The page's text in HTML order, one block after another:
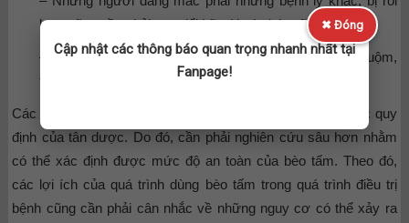
loạn cũng cần phải trao đổi kỹ với các bác sĩ.
– Trường hợp bị dị ứng nào khác với các loại thuốc nhuộm,
thực phẩm, động vật hoặc chất bảo quản.
Các quy định đối với bèo tấm ít nghiêm ngặt hơn so với các quy
định của tân dược. Do đó, cần phải nghiên cứu sâu hơn nhằm
có thể xác định được mức độ an toàn của bèo tấm. Theo đó,
các lợi ích của quá trình dùng bèo tấm trong quá trình điều trị
bệnh cũng cần phải cân nhắc về những nguy cơ có thể xảy ra
✖ Đóng
Cập nhật các thông báo quan trọng nhanh nhất tại
Fanpage!